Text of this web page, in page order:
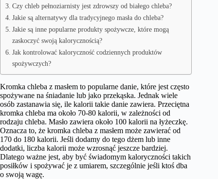
Czy chleb pełnoziarnisty jest zdrowszy od białego chleba?
Jakie są alternatywy dla tradycyjnego masła do chleba?
Jakie są inne popularne produkty spożywcze, które mogą
zaskoczyć swoją kalorycznością?
Jak kontrolować kaloryczność codziennych produktów
spożywczych?
Kromka chleba z masłem to popularne danie, które jest często
spożywane na śniadanie lub jako przekąska. Jednak wiele
osób zastanawia się, ile kalorii takie danie zawiera. Przeciętna
kromka chleba ma około 70-80 kalorii, w zależności od
rodzaju chleba. Masło zawiera około 100 kalorii na łyżeczkę.
Oznacza to, że kromka chleba z masłem może zawierać od
170 do 180 kalorii. Jeśli dodamy do tego dżem lub inne
dodatki, liczba kalorii może wzrosnąć jeszcze bardziej.
Dlatego ważne jest, aby być świadomym kaloryczności takich
posiłków i spożywać je z umiarem, szczególnie jeśli ktoś dba
o swoją wagę.